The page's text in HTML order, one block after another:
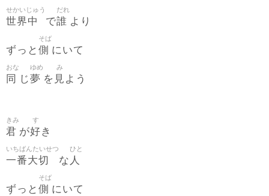
世界中
せかいじゅう
で誰
だれ
より
ずっと 側
そば
にいて
同
おな
じ夢
ゆめ
を 見
み
よう
君
きみ
が好
す
き
一番大切
いちばんたいせつ
な 人
ひと
ずっと 側
そば
にいて